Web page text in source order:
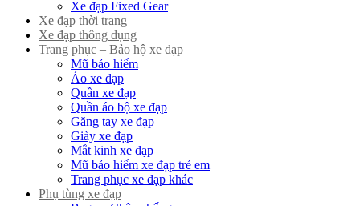
Xe đạp Fixed Gear
Xe đạp thời trang
Xe đạp thông dụng
Trang phục – Bảo hộ xe đạp
Mũ bảo hiểm
Áo xe đạp
Quần xe đạp
Quần áo bộ xe đạp
Găng tay xe đạp
Giày xe đạp
Mắt kinh xe đạp
Mũ bảo hiểm xe đạp trẻ em
Trang phục xe đạp khác
Phụ tùng xe đạp